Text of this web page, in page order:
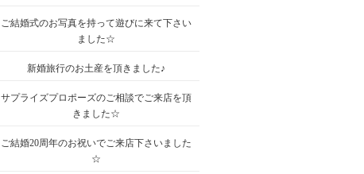
ご結婚式のお写真を持って遊びに来て下さい
ました☆
新婚旅行のお土産を頂きました♪
サプライズプロポーズのご相談でご来店を頂
きました☆
ご結婚20周年のお祝いでご来店下さいました
☆